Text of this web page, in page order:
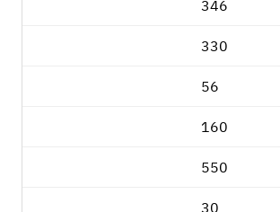
346
330
56
160
550
30